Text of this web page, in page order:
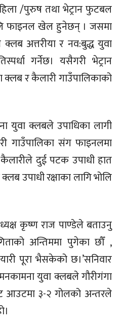
/पुरुष तथा भेट्रान फुटबल
फाइनल खेल हुनेछन् । जसमा
अत्तरीया र नव:बुद्ध युवा
गर्नेछ। यसैगरी भेट्रान
र कैलारी गाउँपालिकाको
युवा क्लबले उपाधिका लागी
गाउँपालिका संग फाइनलमा
दुई पटक उपाधी हात
उपाधी रक्षाका लागि भोलि
कृष्ण राज पाण्डेले बताउनु
अन्तिममा पुगेका छौँ ,
पूरा भैसकेको छ।’सनिवार
युवा क्लबले गौरीगंगा
आउटमा ३-२ गोलको अन्तरले